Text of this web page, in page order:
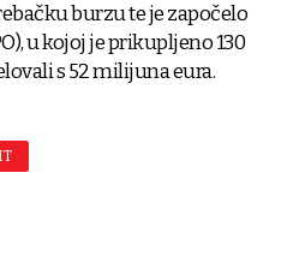
burzu te je započelo
u kojoj je prikupljeno 130
s 52 milijuna eura.